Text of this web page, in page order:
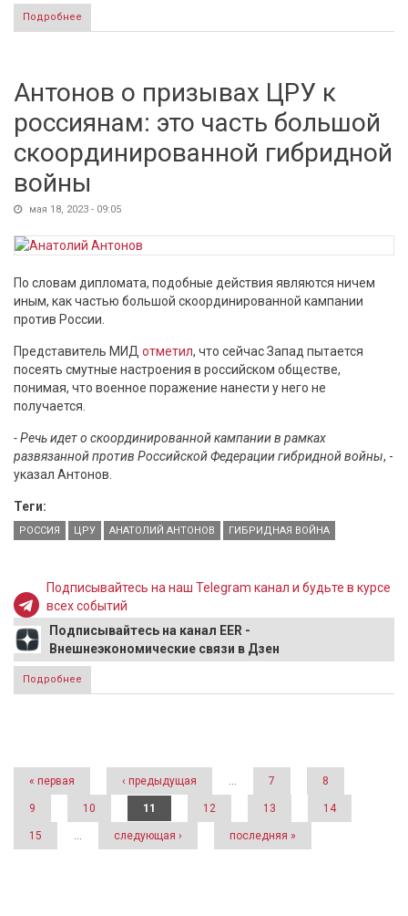
Подробнее
на боку, взрывателя ищут
Антонов о призывах ЦРУ к
россиянам: это часть большой
скоординированной гибридной
войны
мая 18, 2023 - 09:05
По словам дипломата, подобные действия являются ничем
иным, как частью большой скоординированной кампании
против России.
Представитель МИД отметил, что сейчас Запад пытается
посеять смутные настроения в российском обществе,
понимая, что военное поражение нанести у него не
получается.
- Речь идет о скоординированной кампании в рамках
развязанной против Российской Федерации гибридной войны, -
указал Антонов.
Теги:
РОССИЯ ЦРУ АНАТОЛИЙ АНТОНОВ ГИБРИДНАЯ ВОЙНА
Подписывайтесь на наш Telegram канал и будьте в курсе
всех событий
Подписывайтесь на канал EER -
Внешнеэкономические связи в Дзен
Подробнее
большой скоординированной гибридной войны
Страницы
« первая ‹ предыдущая … 7 8
9 10 11 12 13 14
15 … следующая › последняя »